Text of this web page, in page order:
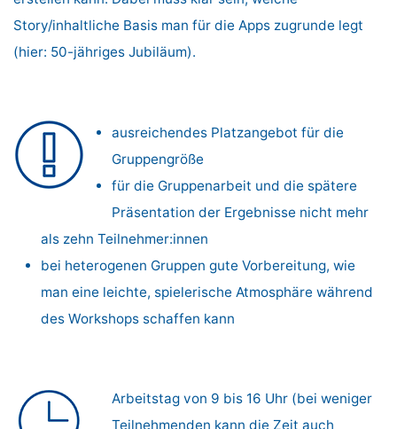
Story/inhaltliche Basis man für die Apps zugrunde legt
(hier: 50-jähriges Jubiläum).
ausreichendes Platzangebot für die
Gruppengröße
für die Gruppenarbeit und die spätere
Präsentation der Ergebnisse nicht mehr
als zehn Teilnehmer:innen
bei heterogenen Gruppen gute Vorbereitung, wie
man eine leichte, spielerische Atmosphäre während
des Workshops schaffen kann
Arbeitstag von 9 bis 16 Uhr (bei weniger
Teilnehmenden kann die Zeit auch